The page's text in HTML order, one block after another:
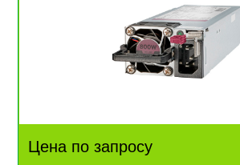
Цена по запросу